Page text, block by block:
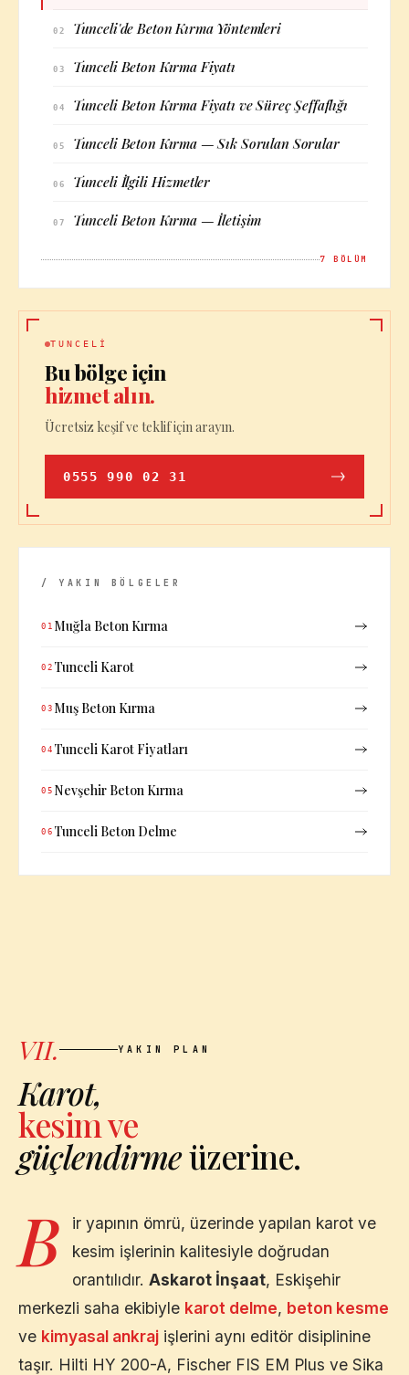
02 Tunceli'de Beton Kırma Yöntemleri
03 Tunceli Beton Kırma Fiyatı
04 Tunceli Beton Kırma Fiyatı ve Süreç Şeffaflığı
05 Tunceli Beton Kırma — Sık Sorulan Sorular
06 Tunceli İlgili Hizmetler
07 Tunceli Beton Kırma — İletişim
7 BÖLÜM
TUNCELI
Bu bölge için
hizmet alın.
Ücretsiz keşif ve teklif için arayın.
0555 990 02 31
/ YAKIN BÖLGELER
01 Muğla Beton Kırma
02 Tunceli Karot
03 Muş Beton Kırma
04 Tunceli Karot Fiyatları
05 Nevşehir Beton Kırma
06 Tunceli Beton Delme
VII. YAKIN PLAN
Karot,
kesim ve
güçlendirmeüzerine.
B
ir yapının ömrü, üzerinde yapılan karot ve
kesim işlerinin kalitesiyle doğrudan
orantılıdır. Askarot İnşaat, Eskişehir
merkezli saha ekibiyle karot delme, beton kesme
ve kimyasal ankraj işlerini aynı editör disiplinine
taşır. Hilti HY 200-A, Fischer FIS EM Plus ve Sika